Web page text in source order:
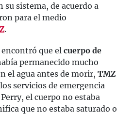
su sistema, de acuerdo a
para el medio
.
encontró que el cuerpo de
permanecido mucho
el agua antes de morir, TMZ
servicios de emergencia
el cuerpo no estaba
que no estaba saturado o